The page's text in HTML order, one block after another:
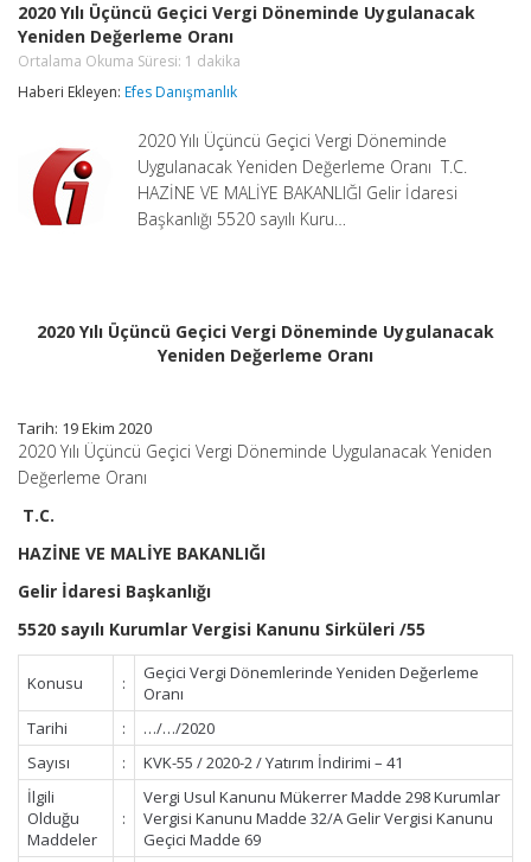
Üçüncü
Geçici
Vergi
Uygulanacak
Değerleme
Ortalama
Okuma
Süresi:
2020 Yılı Üçüncü Geçici Vergi Döneminde Uygulanacak
Yeniden Değerleme Oranı
Ortalama Okuma Süresi: 1 dakika
Haberi Ekleyen: Efes Danışmanlık
2020 Yılı Üçüncü Geçici Vergi Döneminde
Uygulanacak Yeniden Değerleme Oranı T.C.
HAZİNE VE MALİYE BAKANLIĞI Gelir İdaresi
Başkanlığı 5520 sayılı Kuru…
2020 Yılı Üçüncü Geçici Vergi Döneminde Uygulanacak
Yeniden Değerleme Oranı
Tarih: 19 Ekim 2020
2020 Yılı Üçüncü Geçici Vergi Döneminde Uygulanacak Yeniden
Değerleme Oranı
T.C.
HAZİNE VE MALİYE BAKANLIĞI
Gelir İdaresi Başkanlığı
5520 sayılı Kurumlar Vergisi Kanunu Sirküleri /55
Konusu :
Geçici Vergi Dönemlerinde Yeniden Değerleme
Oranı
Tarihi
:
…/…/2020
Sayısı
:
KVK-55 / 2020-2 / Yatırım İndirimi – 41
İlgili
Olduğu
Maddeler
:
Vergi Usul Kanunu Mükerrer Madde 298 Kurumlar
Vergisi Kanunu Madde 32/A Gelir Vergisi Kanunu
Geçici Madde 69